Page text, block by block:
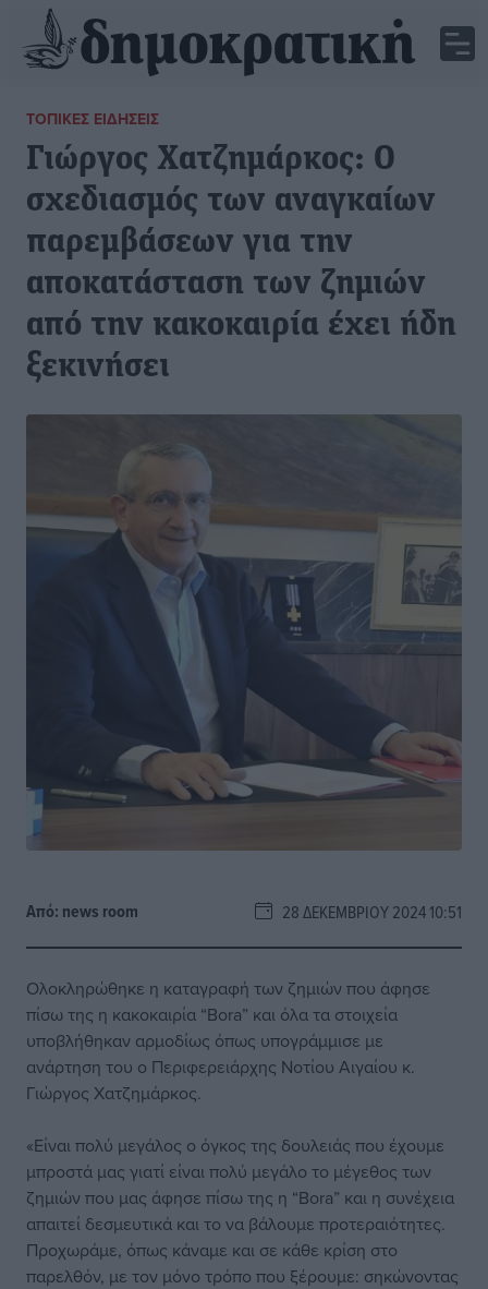
ΤΟΠΙΚΈΣ ΕΙΔΉΣΕΙΣ
Γιώργος Χατζημάρκος: Ο
σχεδιασμός των αναγκαίων
παρεμβάσεων για την
αποκατάσταση των ζημιών
από την κακοκαιρία έχει ήδη
ξεκινήσει
Από: news room 28 ΔΕΚΕΜΒΡΊΟΥ 2024 10:51
Ολοκληρώθηκε η καταγραφή των ζημιών που άφησε
πίσω της η κακοκαιρία “Bora” και όλα τα στοιχεία
υποβλήθηκαν αρμοδίως όπως υπογράμμισε με
ανάρτηση του ο Περιφερειάρχης Νοτίου Αιγαίου κ.
Γιώργος Χατζημάρκος.
«Είναι πολύ μεγάλος ο όγκος της δουλειάς που έχουμε
μπροστά μας γιατί είναι πολύ μεγάλο το μέγεθος των
ζημιών που μας άφησε πίσω της η “Bora” και η συνέχεια
απαιτεί δεσμευτικά και το να βάλουμε προτεραιότητες.
Προχωράμε, όπως κάναμε και σε κάθε κρίση στο
παρελθόν, με τον μόνο τρόπο που ξέρουμε: σηκώνοντας